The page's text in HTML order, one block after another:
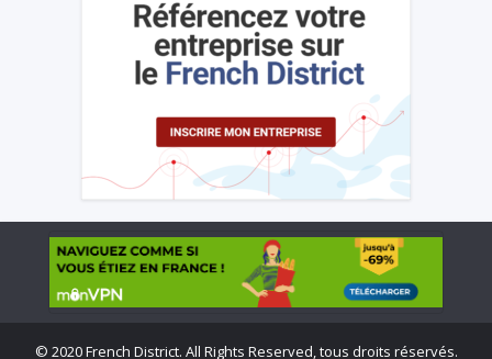
© 2020 French District. All Rights Reserved, tous droits réservés.